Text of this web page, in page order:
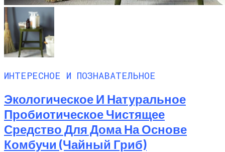
ИНТЕРЕСНОЕ И ПОЗНАВАТЕЛЬНОЕ
Экологическое И Натуральное
Пробиотическое Чистящее
Средство Для Дома На Основе
Комбучи (чайный Гриб)